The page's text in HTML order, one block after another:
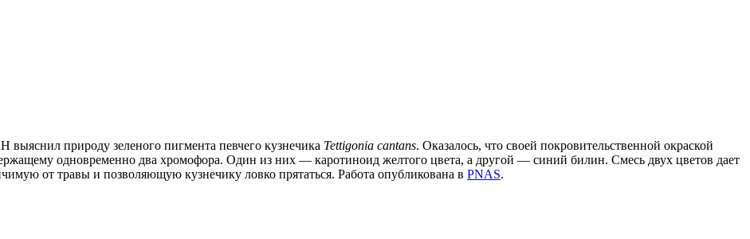
природу зеленого пигмента певчего кузнечика Tettigonia cantans. Оказалось, что своей покровительственной окраской
одновременно два хромофора. Один из них — каротиноид желтого цвета, а другой — синий билин. Смесь двух цветов дает
от травы и позволяющую кузнечику ловко прятаться. Работа опубликована в PNAS.